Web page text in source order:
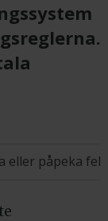
eller påpeka fel